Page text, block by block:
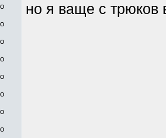
но я ваще с трюков